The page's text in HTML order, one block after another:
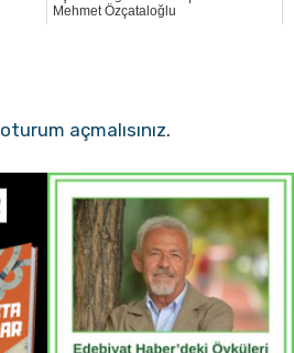
Mehmet Özçataloğlu
oturum açmalısınız.